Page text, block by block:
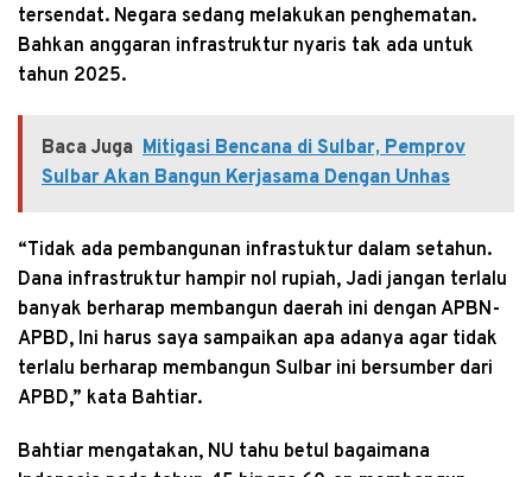
tersendat. Negara sedang melakukan penghematan.
Bahkan anggaran infrastruktur nyaris tak ada untuk
tahun 2025.
Baca Juga Mitigasi Bencana di Sulbar, Pemprov
Sulbar Akan Bangun Kerjasama Dengan Unhas
“Tidak ada pembangunan infrastuktur dalam setahun.
Dana infrastruktur hampir nol rupiah, Jadi jangan terlalu
banyak berharap membangun daerah ini dengan APBN-
APBD, Ini harus saya sampaikan apa adanya agar tidak
terlalu berharap membangun Sulbar ini bersumber dari
APBD,” kata Bahtiar.
Bahtiar mengatakan, NU tahu betul bagaimana